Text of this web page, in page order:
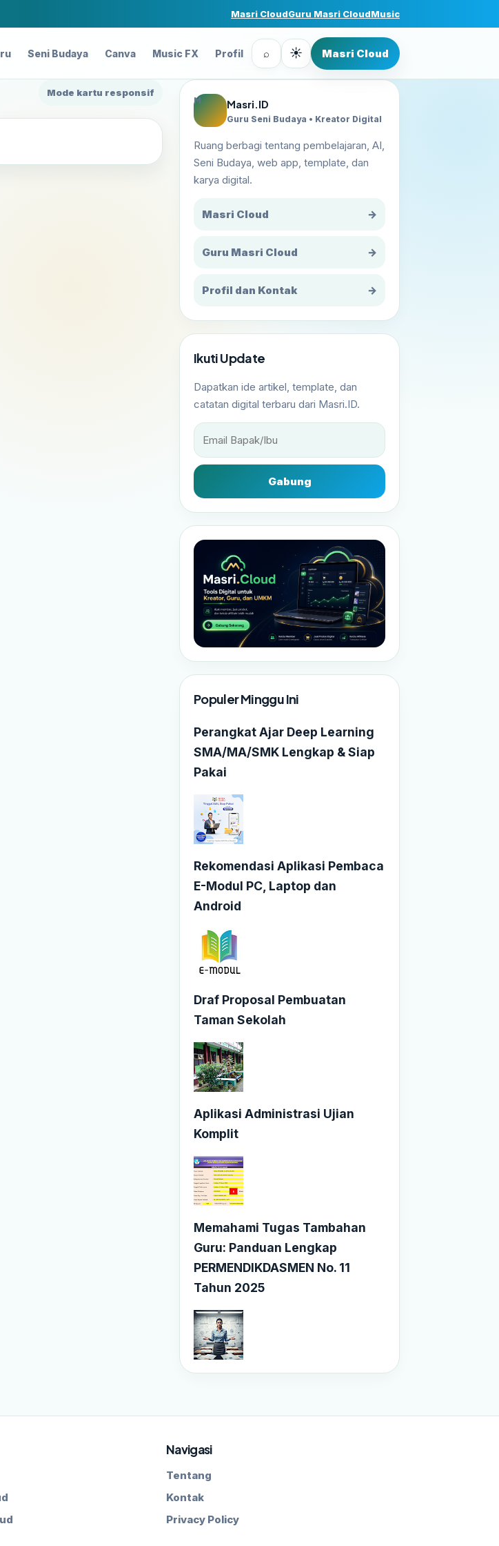
Masri CloudGuru Masri CloudMusic
Seni Budaya Canva Music FX Profil ⌕ ☀ Masri Cloud
Mode kartu responsif
M Masri.ID
Guru Seni Budaya • Kreator Digital
Ruang berbagi tentang pembelajaran, AI,
Seni Budaya, web app, template, dan
karya digital.
Masri Cloud →
Guru Masri Cloud →
Profil dan Kontak →
Ikuti Update
Dapatkan ide artikel, template, dan
catatan digital terbaru dari Masri.ID.
Gabung
Populer Minggu Ini
Perangkat Ajar Deep Learning
SMA/MA/SMK Lengkap & Siap
Pakai
Rekomendasi Aplikasi Pembaca
E-Modul PC, Laptop dan
Android
Draf Proposal Pembuatan
Taman Sekolah
Aplikasi Administrasi Ujian
Komplit
Memahami Tugas Tambahan
Guru: Panduan Lengkap
PERMENDIKDASMEN No. 11
Tahun 2025
Navigasi
Tentang
Kontak
Privacy Policy